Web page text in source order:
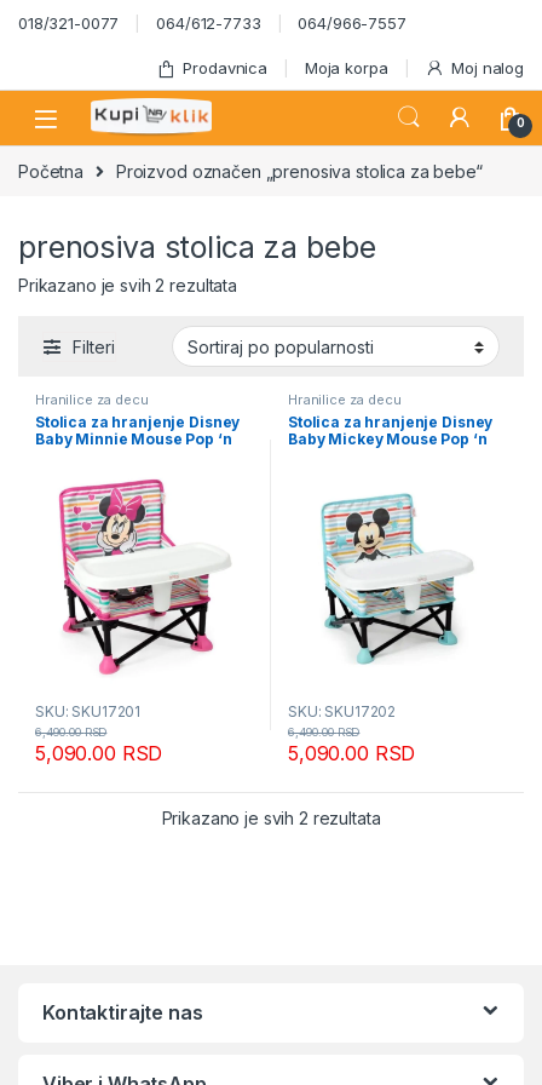
Skip to navigation
Skip to content
018/321-0077 064/612-7733 064/966-7557
Prodavnica Moja korpa Moj nalog
0
Početna Proizvod označen „prenosiva stolica za bebe“
prenosiva stolica za bebe
Prikazano je svih 2 rezultataSortirano po popularnosti
Filteri
Hranilice za decu
Stolica za hranjenje Disney
Baby Minnie Mouse Pop ‘n
SKU: SKU17201
5,090.00 RSD
6,490.00RSD
Hranilice za decu
Stolica za hranjenje Disney
Baby Mickey Mouse Pop ‘n
SKU: SKU17202
5,090.00 RSD
6,490.00RSD
Prikazano je svih 2 rezultataSortirano po
Kontaktirajte nas